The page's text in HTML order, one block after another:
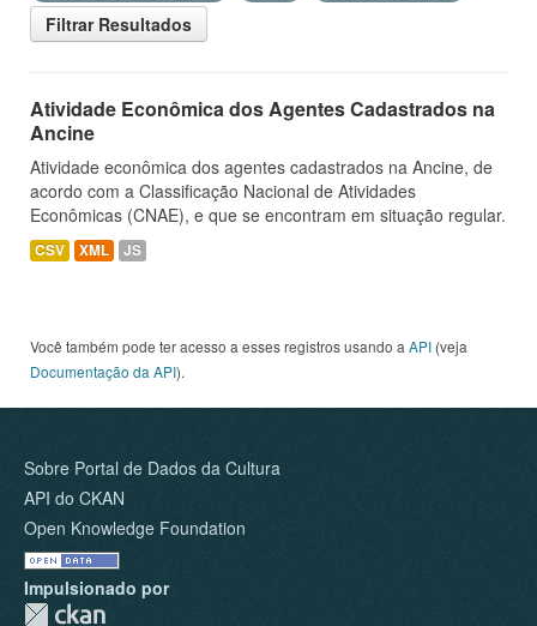
Filtrar Resultados
Atividade Econômica dos Agentes Cadastrados na
Ancine
Atividade econômica dos agentes cadastrados na Ancine, de
acordo com a Classificação Nacional de Atividades
Econômicas (CNAE), e que se encontram em situação regular.
CSV XML JS
Você também pode ter acesso a esses registros usando a API (veja
Documentação da API).
Sobre Portal de Dados da Cultura
API do CKAN
Open Knowledge Foundation
Impulsionado por